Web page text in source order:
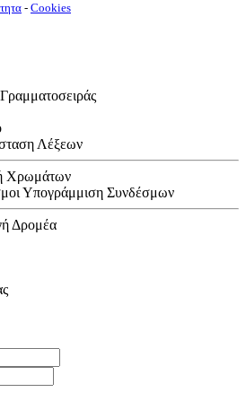
- Cookies
Λέξεων
Χρωμάτων
Υπογράμμιση Συνδέσμων
Δρομέα